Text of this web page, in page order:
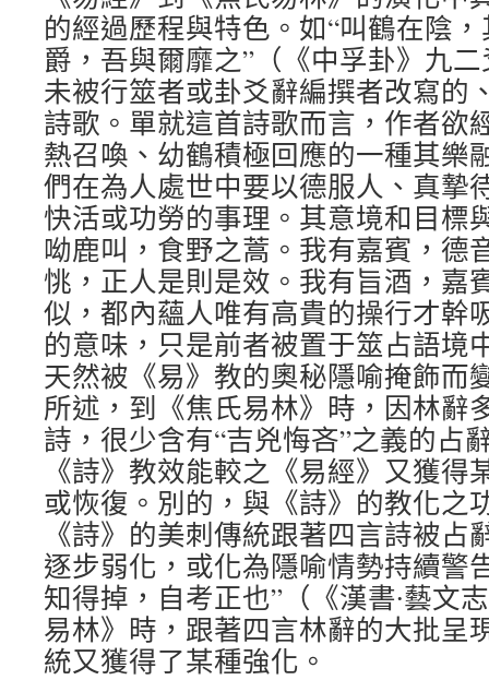
的經過歷程與特色。如“叫鶴在陰
爵，吾與爾靡之”（《中孚卦》九
未被行筮者或卦爻辭編撰者改寫的
詩歌。單就這首詩歌而言，作者欲
熱召喚、幼鶴積極回應的一種其樂
們在為人處世中要以德服人、真摯
快活或功勞的事理。其意境和目標
呦鹿叫，食野之蒿。我有嘉賓，德
恌，正人是則是效。我有旨酒，嘉
似，都內蘊人唯有高貴的操行才幹
的意味，只是前者被置于筮占語境
天然被《易》教的奧秘隱喻掩飾而
所述，到《焦氏易林》時，因林辭
詩，很少含有“吉兇悔吝”之義的占
《詩》教效能較之《易經》又獲得
或恢復。別的，與《詩》的教化之
《詩》的美刺傳統跟著四言詩被占
逐步弱化，或化為隱喻情勢持續警
知得掉，自考正也”（《漢書∙藝文
易林》時，跟著四言林辭的大批呈
統又獲得了某種強化。